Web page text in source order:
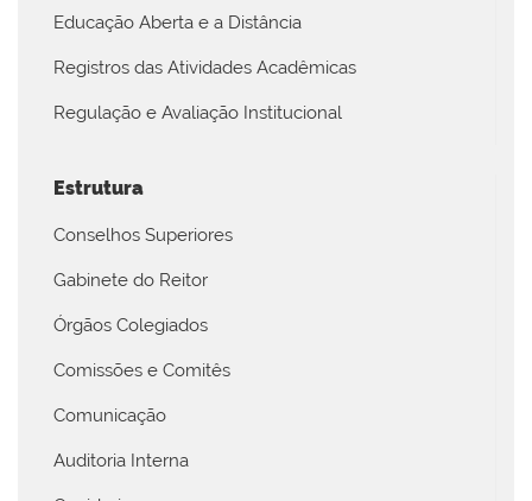
Educação Aberta e a Distância
Registros das Atividades Acadêmicas
Regulação e Avaliação Institucional
Estrutura
Conselhos Superiores
Gabinete do Reitor
Órgãos Colegiados
Comissões e Comitês
Comunicação
Auditoria Interna